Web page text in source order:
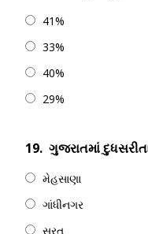
41%
33%
40%
29%
19. ગુજરાતમાં
મેહસાણા
ગાંધીનગર
સુરત